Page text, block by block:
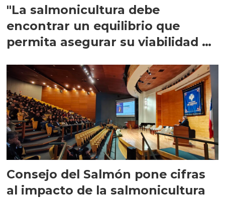
"La salmonicultura debe
encontrar un equilibrio que
permita asegurar su viabilidad de
Consejo del Salmón pone cifras
al impacto de la salmonicultura